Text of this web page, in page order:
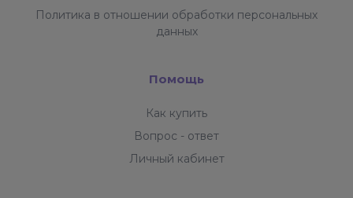
Политика в отношении обработки персональных
данных
Помощь
Как купить
Вопрос - ответ
Личный кабинет